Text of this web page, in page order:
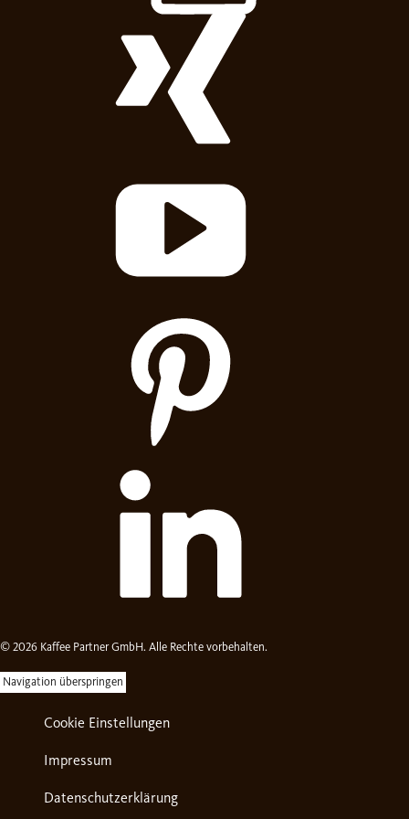
© 2026 Kaffee Partner GmbH. Alle Rechte vorbehalten.
Navigation überspringen
Cookie Einstellungen
Impressum
Datenschutzerklärung